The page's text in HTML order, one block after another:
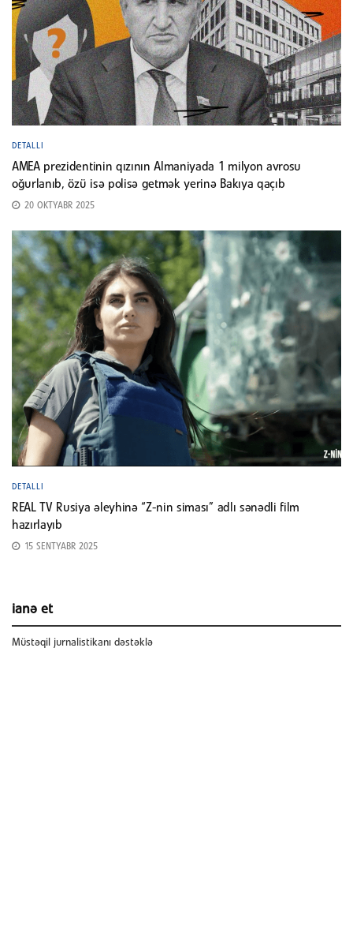
DETALLI
AMEA prezidentinin qızının Almaniyada 1 milyon avrosu
oğurlanıb, özü isə polisə getmək yerinə Bakıya qaçıb
20 OKTYABR 2025
DETALLI
REAL TV Rusiya əleyhinə “Z-nin siması” adlı sənədli film
hazırlayıb
15 SENTYABR 2025
ianə et
Müstəqil jurnalistikanı dəstəklə